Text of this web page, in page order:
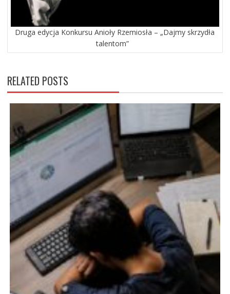
Druga edycja Konkursu Anioły Rzemiosła – „Dajmy skrzydła
talentom”
RELATED POSTS